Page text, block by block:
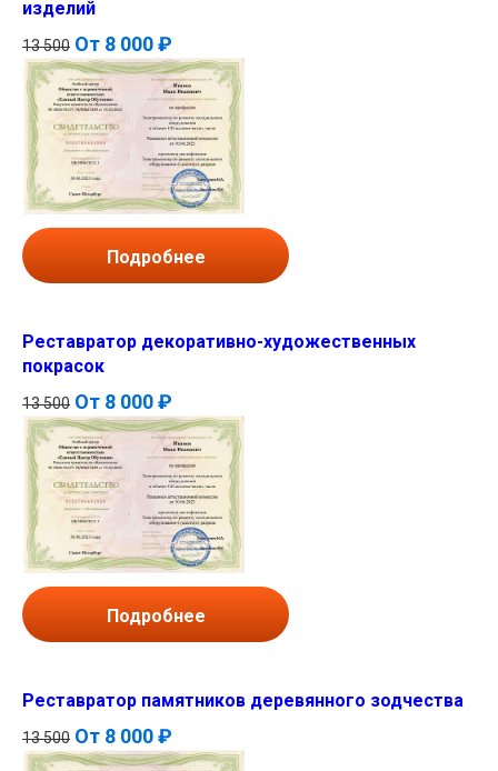
изделий
13 500 От 8 000 ₽
Подробнее
Реставратор декоративно-художественных
покрасок
13 500 От 8 000 ₽
Подробнее
Реставратор памятников деревянного зодчества
13 500 От 8 000 ₽